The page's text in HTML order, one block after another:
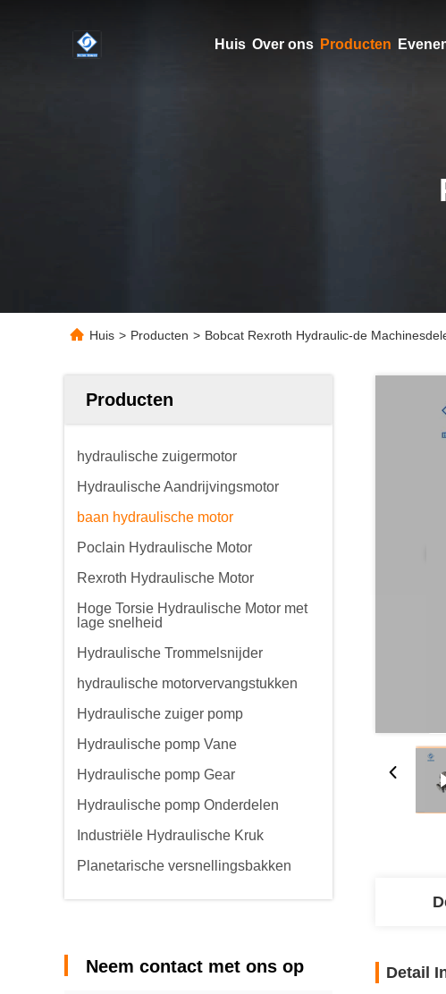
Huis Over ons Producten
Huis > Producten > Bobcat Rexroth Hydraulic-de
Producten
hydraulische zuigermotor
Hydraulische Aandrijvingsmotor
baan hydraulische motor
Poclain Hydraulische Motor
Rexroth Hydraulische Motor
Hoge Torsie Hydraulische Motor met
lage snelheid
Hydraulische Trommelsnijder
hydraulische motorvervangstukken
Hydraulische zuiger pomp
Hydraulische pomp Vane
Hydraulische pomp Gear
Hydraulische pomp Onderdelen
Industriële Hydraulische Kruk
Planetarische versnellingsbakken
Neem contact met ons op Detail